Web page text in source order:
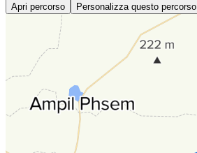
Apri percorso Personalizza questo percorso